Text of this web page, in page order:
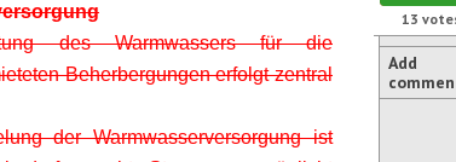
des Warmwassers für die
Beherbergungen erfolgt zentral
der Warmwasserversorgung ist
13
Add